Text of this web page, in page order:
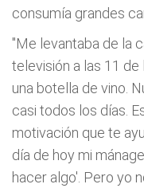
consumía grandes
"Me levantaba de la
televisión a las 11 de
una botella de vino.
casi todos los días.
motivación que te
día de hoy mi
hacer algo'. Pero yo